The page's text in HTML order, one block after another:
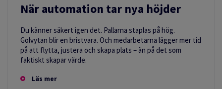
När automation tar nya höjder
Du känner säkert igen det. Pallarna staplas på hög.
Golvytan blir en bristvara. Och medarbetarna lägger mer tid
på att flytta, justera och skapa plats – än på det som
faktiskt skapar värde.
Läs mer